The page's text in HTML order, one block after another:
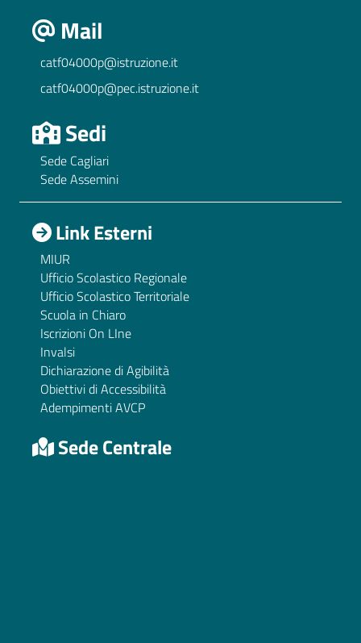
Mail
catf04000p@istruzione.it
catf04000p@pec.istruzione.it
Sedi
Sede Cagliari
Sede Assemini
Link Esterni
MIUR
Ufficio Scolastico Regionale
Ufficio Scolastico Territoriale
Scuola in Chiaro
Iscrizioni On LIne
Invalsi
Dichiarazione di Agibilità
Obiettivi di Accessibilità
Adempimenti AVCP
Sede Centrale